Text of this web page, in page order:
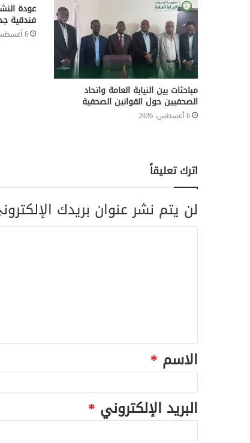
مباحثات بين النيابة العامة واتحاد
الصحفيين حول القوانين الصحفية
6 أغسطس، 2026
عودة
فندقية
6 أغسطس، 2026
اترك تعليقاً
لن يتم نشر عنوان بريدك
الاسم *
البريد الإلكتروني *